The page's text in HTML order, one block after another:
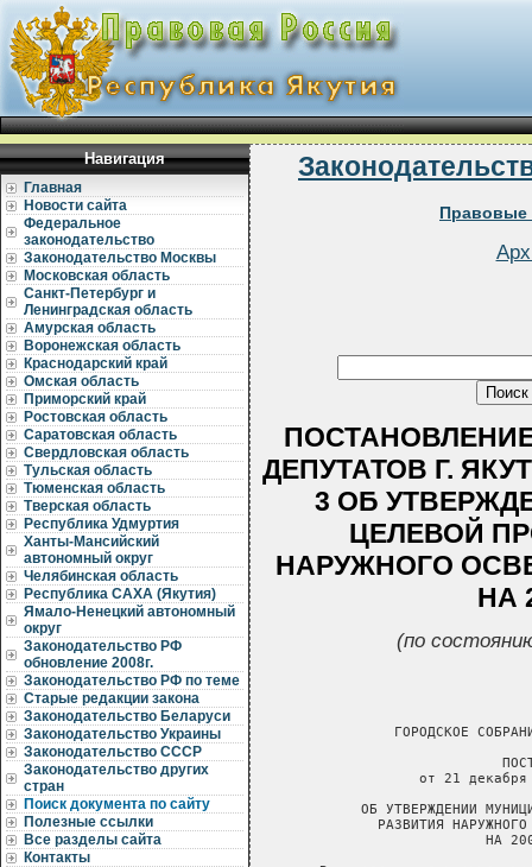
Навигация
Главная
Новости сайта
Федеральное
законодательство
Законодательство Москвы
Московская область
Санкт-Петербург и
Ленинградская область
Амурская область
Воронежская область
Краснодарский край
Омская область
Приморский край
Ростовская область
Саратовская область
Свердловская область
Тульская область
Тюменская область
Тверская область
Республика Удмуртия
Ханты-Мансийский
автономный округ
Челябинская область
Республика САХА (Якутия)
Ямало-Ненецкий автономный
округ
Законодательство РФ
обновление 2008г.
Законодательство РФ по теме
Старые редакции закона
Законодательство Беларуси
Законодательство Украины
Законодательство СССР
Законодательство других
стран
Поиск документа по сайту
Полезные ссылки
Все разделы сайта
Контакты
Правовые
ДЕПУТАТОВ Г.
3 ОБ
ЦЕЛЕВОЙ
НАРУЖНОГО
НА
(по